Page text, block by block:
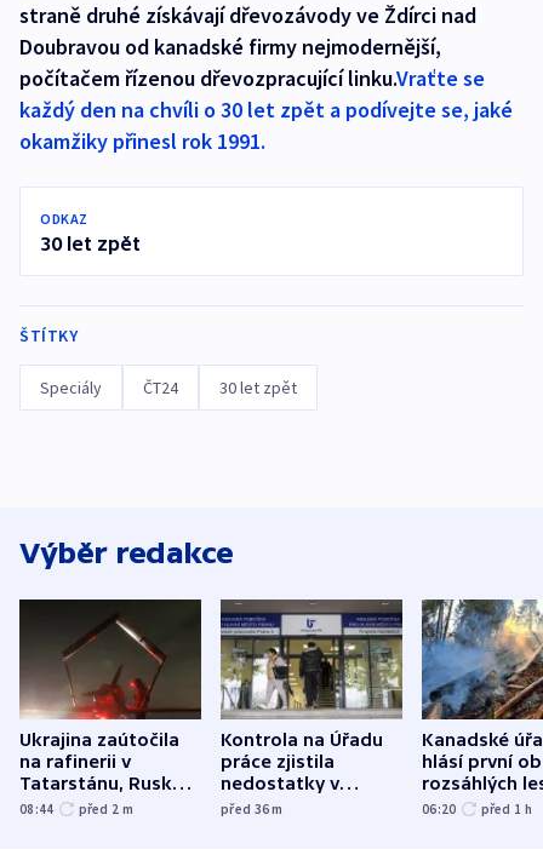
straně druhé získávají dřevozávody ve Ždírci nad
Doubravou od kanadské firmy nejmodernější,
počítačem řízenou dřevozpracující linku.Vraťte se
každý den na chvíli o 30 let zpět a podívejte se, jaké
okamžiky přinesl rok 1991.
ODKAZ
30 let zpět
ŠTÍTKY
Speciály ČT24 30 let zpět
Výběr redakce
Ukrajina zaútočila
na rafinerii v
Tatarstánu, Rusko
udeřilo na Sumy a
08:44 před 2 m
Kontrola na Úřadu
práce zjistila
nedostatky v
účetnictví za 5,6
před 36m
Kanadské
hlásí první
rozsáhlých
požárů
06:20 před 1 h